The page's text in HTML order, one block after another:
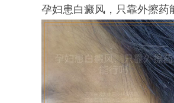
孕妇患白癜风，只靠外擦药